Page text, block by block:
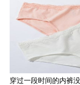
穿过一段时间的内裤